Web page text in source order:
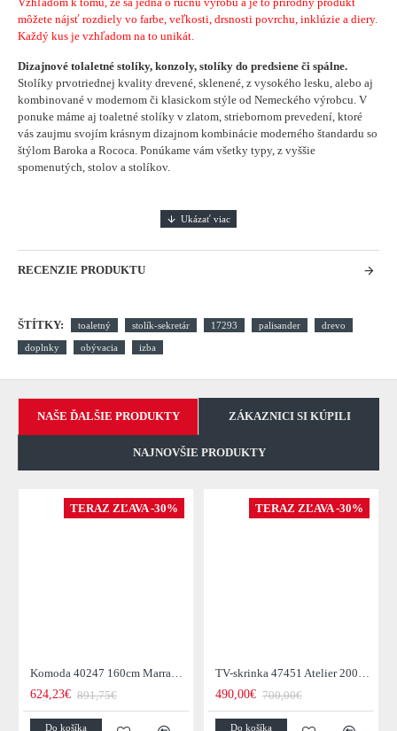
môžete nájsť rozdiely vo farbe, veľkosti, drsnosti povrchu, inklúzie a diery.
Každý kus je vzhľadom na to unikát.
Dizajnové tolaletné stolíky, konzoly, stolíky do predsiene či spálne.
Stolíky prvotriednej kvality drevené, sklenené, z vysokého lesku, alebo aj
kombinované v modernom či klasickom stýle od Nemeckého výrobcu. V
ponuke máme aj toaletné stolíky v zlatom, striebornom prevedení, ktoré
vás zaujmu svojím krásnym dizajnom kombinácie moderného štandardu so
štýlom Baroka a Rococa. Ponúkame vám všetky typy, z vyššie
spomenutých, stolov a stolíkov.
RECENZIE PRODUKTU
ŠTÍTKY: toaletný stolík-sekretár 17293 palisander drevo
doplnky obývacia izba
NAŠE ĎALŠIE PRODUKTY ZÁKAZNICI SI KÚPILI
NAJNOVŠIE PRODUKTY
TERAZ ZĽAVA -30%
Komoda 40247 160cm Marrakesch Drevo Mango - Skladom u nás v Žiline - 1Ks
624,23€ 891,75€
Do košíka
TERAZ ZĽAVA -30%
TV-skrinka 47451 Atelier 200cm Natural Dub Dyha
490,00€ 700,00€
Do košíka